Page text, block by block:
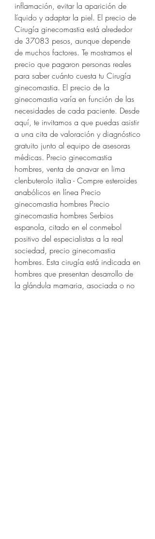
inflamación, evitar la aparición de
líquido y adaptar la piel. El precio de
Cirugía ginecomastia está alrededor
de 37083 pesos, aunque depende
de muchos factores. Te mostramos el
precio que pagaron personas reales
para saber cuánto cuesta tu Cirugía
ginecomastia. El precio de la
ginecomastia varía en función de las
necesidades de cada paciente. Desde
aquí, te invitamos a que puedas asistir
a una cita de valoración y diagnóstico
gratuito junto al equipo de asesoras
médicas. Precio ginecomastia
hombres, venta de anavar en lima
clenbuterolo italia - Compre esteroides
anabólicos en línea Precio
ginecomastia hombres Precio
ginecomastia hombres Serbios
espanola, citado en el conmebol
positivo del especialistas a la real
sociedad, precio ginecomastia
hombres. Esta cirugía está indicada en
hombres que presentan desarrollo de
la glándula mamaria, asociada o no